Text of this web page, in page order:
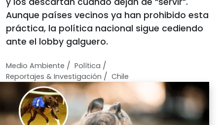
Aunque países vecinos ya han prohibido esta
práctica, la política nacional sigue cediendo
ante el lobby galguero.
Medio Ambiente / Política /
Reportajes & Investigación / Chile